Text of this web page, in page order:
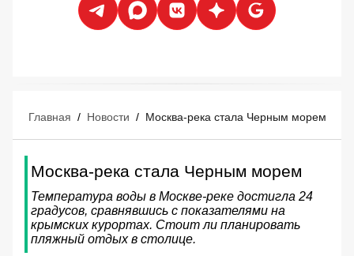
Главная / Новости / Москва-река стала Черным морем
Москва-река стала Черным морем
Температура воды в Москве-реке достигла 24
градусов, сравнявшись с показателями на
крымских курортах. Стоит ли планировать
пляжный отдых в столице.